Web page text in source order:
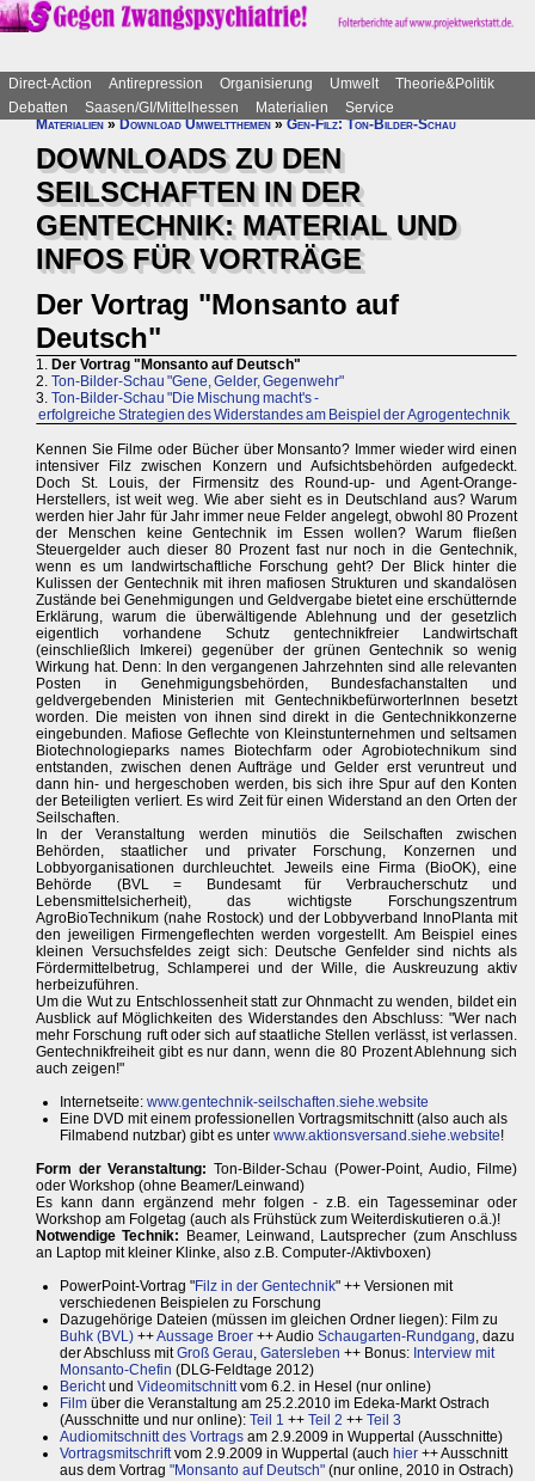
Direct-Action Antirepression Organisierung Umwelt
Theorie&Politik
Debatten
Saasen/GI/Mittelhessen Materialien
Service
Materialien»Download Umweltthemen»Gen-Filz: Ton-Bilder-Schau
DOWNLOADS ZU DEN
SEILSCHAFTEN IN DER
GENTECHNIK: MATERIAL UND
INFOS FÜR VORTRÄGE
Der Vortrag "Monsanto auf
Deutsch"
1. Der Vortrag "Monsanto auf Deutsch"
2. Ton-Bilder-Schau "Gene, Gelder, Gegenwehr"
3. Ton-Bilder-Schau "Die Mischung macht's -
erfolgreiche Strategien des Widerstandes am Beispiel der Agrogentechnik
Kennen Sie Filme oder Bücher über Monsanto? Immer wieder wird einen
intensiver Filz zwischen Konzern und Aufsichtsbehörden aufgedeckt.
Doch St. Louis, der Firmensitz des Round-up- und Agent-Orange-
Herstellers, ist weit weg. Wie aber sieht es in Deutschland aus? Warum
werden hier Jahr für Jahr immer neue Felder angelegt, obwohl 80 Prozent
der Menschen keine Gentechnik im Essen wollen? Warum fließen
Steuergelder auch dieser 80 Prozent fast nur noch in die Gentechnik,
wenn es um landwirtschaftliche Forschung geht? Der Blick hinter die
Kulissen der Gentechnik mit ihren mafiosen Strukturen und skandalösen
Zustände bei Genehmigungen und Geldvergabe bietet eine erschütternde
Erklärung, warum die überwältigende Ablehnung und der gesetzlich
eigentlich vorhandene Schutz gentechnikfreier Landwirtschaft
(einschließlich Imkerei) gegenüber der grünen Gentechnik so wenig
Wirkung hat. Denn: In den vergangenen Jahrzehnten sind alle relevanten
Posten in Genehmigungsbehörden, Bundesfachanstalten und
geldvergebenden Ministerien mit GentechnikbefürworterInnen besetzt
worden. Die meisten von ihnen sind direkt in die Gentechnikkonzerne
eingebunden. Mafiose Geflechte von Kleinstunternehmen und seltsamen
Biotechnologieparks names Biotechfarm oder Agrobiotechnikum sind
entstanden, zwischen denen Aufträge und Gelder erst veruntreut und
dann hin- und hergeschoben werden, bis sich ihre Spur auf den Konten
der Beteiligten verliert. Es wird Zeit für einen Widerstand an den Orten der
Seilschaften.
In der Veranstaltung werden minutiös die Seilschaften zwischen
Behörden, staatlicher und privater Forschung, Konzernen und
Lobbyorganisationen durchleuchtet. Jeweils eine Firma (BioOK), eine
Behörde (BVL = Bundesamt für Verbraucherschutz und
Lebensmittelsicherheit), das wichtigste Forschungszentrum
AgroBioTechnikum (nahe Rostock) und der Lobbyverband InnoPlanta mit
den jeweiligen Firmengeflechten werden vorgestellt. Am Beispiel eines
kleinen Versuchsfeldes zeigt sich: Deutsche Genfelder sind nichts als
Fördermittelbetrug, Schlamperei und der Wille, die Auskreuzung aktiv
herbeizuführen.
Um die Wut zu Entschlossenheit statt zur Ohnmacht zu wenden, bildet ein
Ausblick auf Möglichkeiten des Widerstandes den Abschluss: "Wer nach
mehr Forschung ruft oder sich auf staatliche Stellen verlässt, ist verlassen.
Gentechnikfreiheit gibt es nur dann, wenn die 80 Prozent Ablehnung sich
auch zeigen!"
Internetseite: www.gentechnik-seilschaften.siehe.website
Eine DVD mit einem professionellen Vortragsmitschnitt (also auch als
Filmabend nutzbar) gibt es unter www.aktionsversand.siehe.website!
Form der Veranstaltung: Ton-Bilder-Schau (Power-Point, Audio, Filme)
oder Workshop (ohne Beamer/Leinwand)
Es kann dann ergänzend mehr folgen - z.B. ein Tagesseminar oder
Workshop am Folgetag (auch als Frühstück zum Weiterdiskutieren o.ä.)!
Notwendige Technik: Beamer, Leinwand, Lautsprecher (zum Anschluss
an Laptop mit kleiner Klinke, also z.B. Computer-/Aktivboxen)
PowerPoint-Vortrag "Filz in der Gentechnik" ++ Versionen mit
verschiedenen Beispielen zu Forschung
Dazugehörige Dateien (müssen im gleichen Ordner liegen): Film zu
Buhk (BVL) ++Aussage Broer ++ Audio Schaugarten-Rundgang, dazu
der Abschluss mitGroß Gerau, Gatersleben ++ Bonus: Interview mit
Monsanto-Chefin (DLG-Feldtage 2012)
Berichtund Videomitschnittvom 6.2. in Hesel (nur online)
Film über die Veranstaltung am 25.2.2010 im Edeka-Markt Ostrach
(Ausschnitte und nur online): Teil 1 ++ Teil 2 ++ Teil 3
Audiomitschnitt des Vortrags am 2.9.2009 in Wuppertal (Ausschnitte)
Vortragsmitschriftvom 2.9.2009 in Wuppertal (auch hier ++ Ausschnitt
aus dem Vortrag "Monsanto auf Deutsch" (nur online, 2010 in Ostrach)